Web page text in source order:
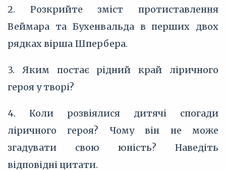
2. Розкрийте зміст протиставлення
Веймара та Бухенвальда в перших двох
рядках вірша Шпербера.
3. Яким постає рідний край ліричного
героя у творі?
4. Коли розвіялися дитячі спогади
ліричного героя? Чому він не може
згадувати свою юність? Наведіть
відповідні цитати.